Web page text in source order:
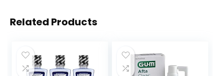
Related Products